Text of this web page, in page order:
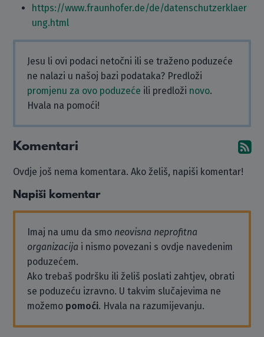
https://www.fraunhofer.de/de/datenschutzerklaer
ung.html
Jesu li ovi podaci netočni ili se traženo poduzeće
ne nalazi u našoj bazi podataka? Predloži
promjenu za ovo poduzeće ili predloži novo.
Hvala na pomoći!
Komentari
Ovdje još nema komentara. Ako želiš, napiši komentar!
Napiši komentar
Imaj na umu da smo neovisna neprofitna
organizacija i nismo povezani s ovdje navedenim
poduzećem.
Ako trebaš podršku ili želiš poslati zahtjev, obrati
se poduzeću izravno. U takvim slučajevima ne
možemo pomoći. Hvala na razumijevanju.